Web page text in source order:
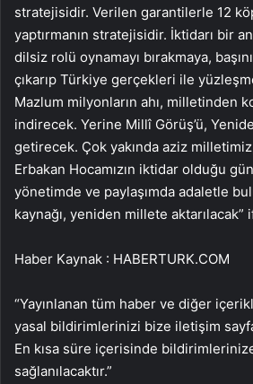
stratejisidir. Verilen garantilerle 12
yaptırmanın stratejisidir. İktidarı bir
dilsiz rolü oynamayı bırakmaya,
çıkarıp Türkiye gerçekleri ile
Mazlum milyonların ahı, milletinden
indirecek. Yerine Millî Görüş’ü,
getirecek. Çok yakında aziz
Erbakan Hocamızın iktidar olduğu
yönetimde ve paylaşımda adaletle
kaynağı, yeniden millete aktarılacak”
Haber Kaynak : HABERTURK.COM
“Yayınlanan tüm haber ve diğer
yasal bildirimlerinizi bize iletişim
En kısa süre içerisinde
sağlanılacaktır.”